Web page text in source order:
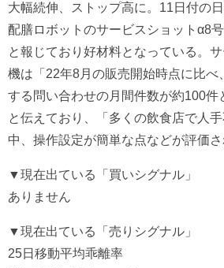
大幅続伸、ストップ高に。11日付の
配膳ロボットのサービスショットα8
と報じており好材料となっている。
機は「22年8月の販売開始時点に比べ
する問い合わせの月間件数が約100件
と伝えており、「多くの飲食店で人
中、操作設定が簡単な点などが評価さ
▼現在出ている「買いシグナル」
ありません
▼現在出ている「売りシグナル」
25日移動平均乖離率